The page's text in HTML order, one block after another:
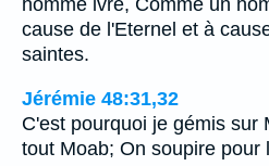
cause de l'Eternel et à
saintes.
Jérémie 48:31,32
C'est pourquoi je gémis sur
tout Moab; On soupire pour